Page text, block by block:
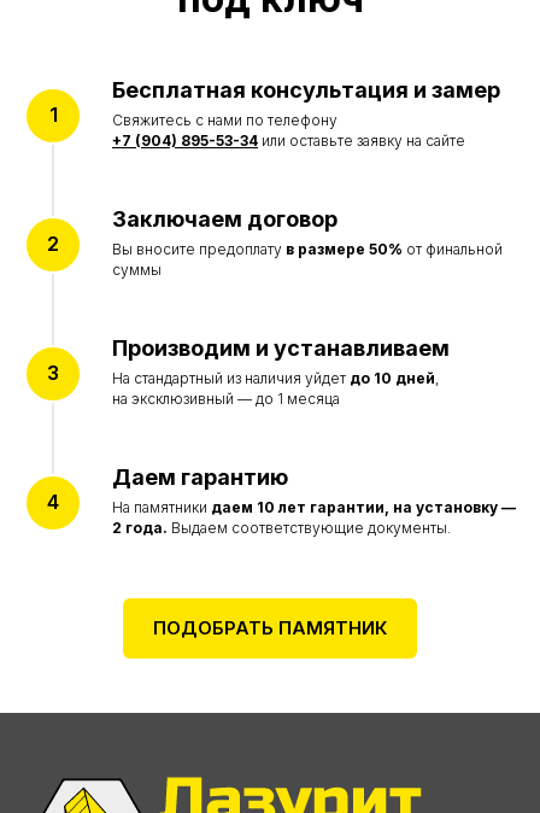
Бесплатная консультация и замер
Свяжитесь с нами по телефону
+7 (904) 895-53-34 или оставьте заявку на сайте
Заключаем договор
Вы вносите предоплату в размере 50% от финальной
суммы
Производим и устанавливаем
На стандартный из наличия уйдет до 10 дней
на эксклюзивный — до 1 месяца
Даем гарантию
На памятники даем 10 лет гарантии, на установку —
2 года. Выдаем соответствующие документы.
ПОДОБРАТЬ ПАМЯТНИК
Благоустройство могил
Портреты на памятник
Реставрация памятников
Акции
Наши работы
Отзывы
Разработка сайта accent-web
Политика конфиденциальности
Согласие на обработку персональных данных
© Все права защищены 2015-2026